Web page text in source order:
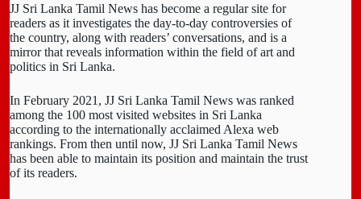
JJ Sri Lanka Tamil News has become a regular site for
readers as it investigates the day-to-day controversies of
the country, along with readers’ conversations, and is a
mirror that reveals information within the field of art and
politics in Sri Lanka.
In February 2021, JJ Sri Lanka Tamil News was ranked
among the 100 most visited websites in Sri Lanka
according to the internationally acclaimed Alexa web
rankings. From then until now, JJ Sri Lanka Tamil News
has been able to maintain its position and maintain the trust
of its readers.